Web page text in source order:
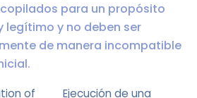
para un propósito
legítimo y no deben ser
de manera incompatible
of
Ejecución de una